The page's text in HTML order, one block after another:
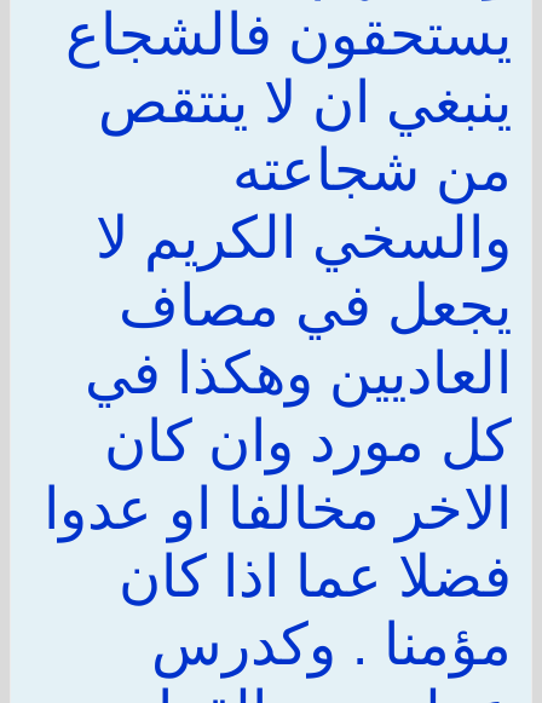
يستحقون فالشجاع
ينبغي ان لا ينتقص
من شجاعته
والسخي الكريم لا
يجعل في مصاف
العاديين وهكذا في
كل مورد وان كان
الاخر مخالفا او عدوا
فضلا عما اذا كان
مؤمنا . وكدرس